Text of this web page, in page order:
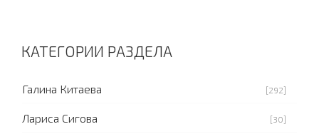
КАТЕГОРИИ РАЗДЕЛА
Галина Китаева [292]
Лариса Сигова [30]